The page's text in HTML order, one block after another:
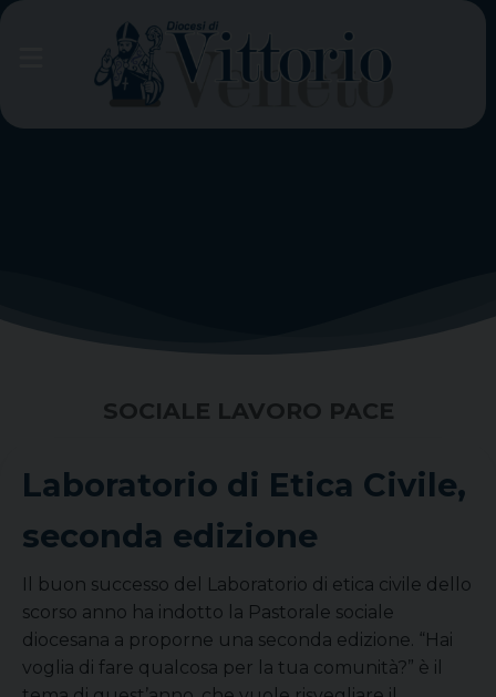
Skip
SOCIALE LAVORO PACE
Laboratorio di Etica Civile,
seconda edizione
Il buon successo del Laboratorio di etica civile dello
scorso anno ha indotto la Pastorale sociale
diocesana a proporne una seconda edizione. “Hai
voglia di fare qualcosa per la tua comunità?” è il